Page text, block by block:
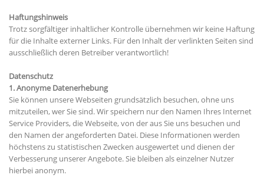
Haftungshinweis
Trotz sorgfältiger inhaltlicher Kontrolle übernehmen wir keine Haftung
für die Inhalte externer Links. Für den Inhalt der verlinkten Seiten sind
ausschließlich deren Betreiber verantwortlich!
Datenschutz
1. Anonyme Datenerhebung
Sie können unsere Webseiten grundsätzlich besuchen, ohne uns
mitzuteilen, wer Sie sind. Wir speichern nur den Namen Ihres Internet
Service Providers, die Webseite, von der aus Sie uns besuchen und
den Namen der angeforderten Datei. Diese Informationen werden
höchstens zu statistischen Zwecken ausgewertet und dienen der
Verbesserung unserer Angebote. Sie bleiben als einzelner Nutzer
hierbei anonym.